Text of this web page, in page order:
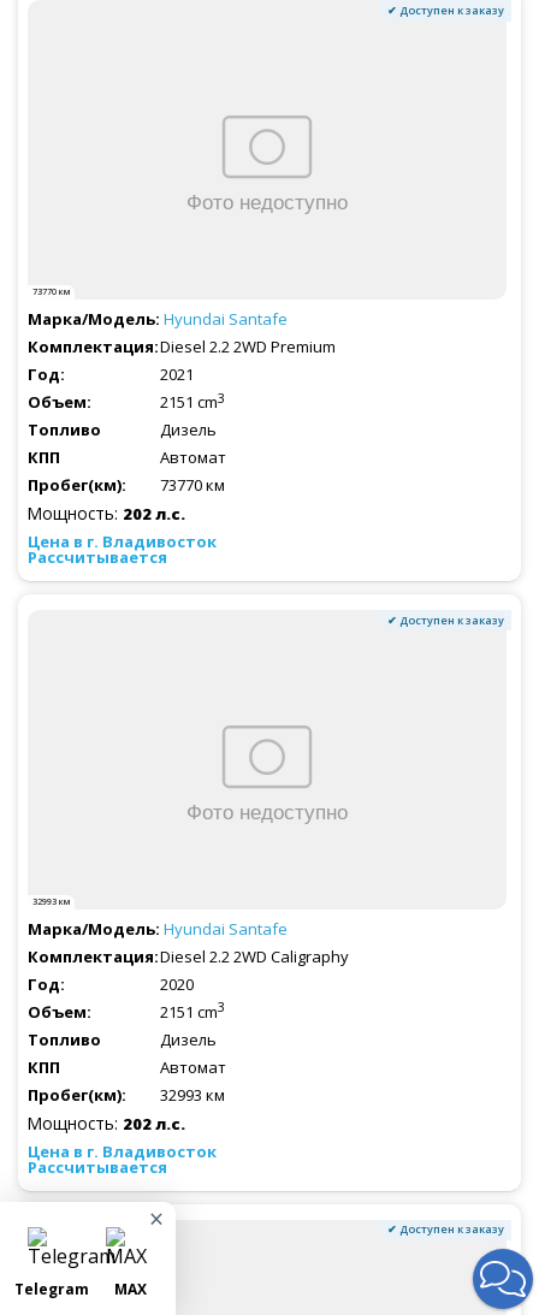
✔ Доступен к заказу
73770 км
Hyundai Santafe
Diesel 2.2 2WD Premium
2021
2151 cm3
Дизель
Автомат
73770 км
Мощность: 202 л.с.
Рассчитывается
✔ Доступен к заказу
32993 км
Hyundai Santafe
Diesel 2.2 2WD Caligraphy
2020
2151 cm3
Дизель
Автомат
32993 км
Мощность: 202 л.с.
Рассчитывается
✔ Доступен к заказу
×
Telegram MAX